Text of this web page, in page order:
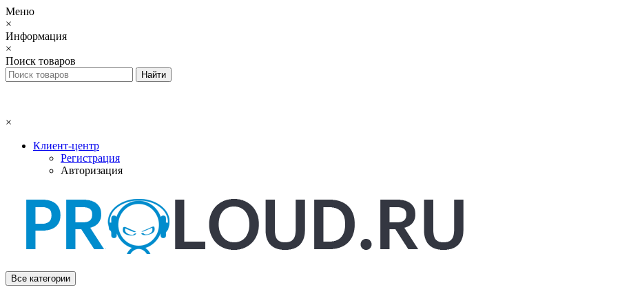
Меню
×
Информация
×
Поиск товаров
×
Клиент-центр
Регистрация
Авторизация
Все категории